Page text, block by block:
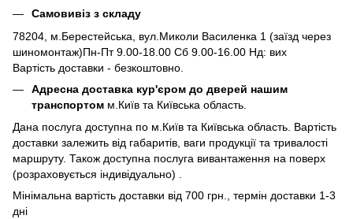
Самовивіз з складу
78204, м.Берестейська, вул.Миколи Василенка 1 (заїзд через
шиномонтаж)Пн-Пт 9.00-18.00 Сб 9.00-16.00 Нд: вих
Вартість доставки - безкоштовно.
Адресна доставка кур'єром до дверей нашим
транспортом м.Київ та Київська область.
Дана послуга доступна по м.Київ та Київська область. Вартість
доставки залежить від габаритів, ваги продукції та тривалості
маршруту. Також доступна послуга вивантаження на поверх
(розраховується індивідуально) .
Мінімальна вартість доставки від 700 грн., термін доставки 1-3
дні